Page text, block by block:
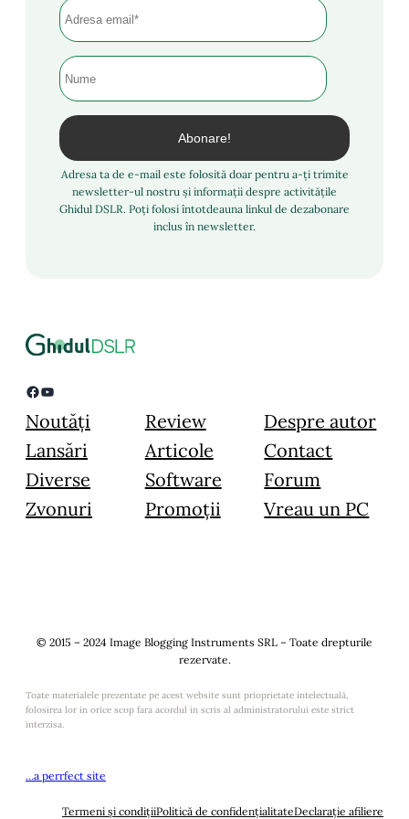
Adresa ta de e-mail este folosită doar pentru a-ți trimite
newsletter-ul nostru și informații despre activitățile
Ghidul DSLR. Poți folosi întotdeauna linkul de dezabonare
inclus în newsletter.
Facebook YouTube
Noutăți
Lansări
Diverse
Zvonuri
Review
Articole
Software
Promoții
Despre autor
Contact
Forum
Vreau un PC
© 2015 – 2024 Image Blogging Instruments SRL – Toate drepturile
rezervate.
Toate materialele prezentate pe acest website sunt prioprietate intelectuală,
folosirea lor in orice scop fara acordul in scris al administratorului este strict
interzisa.
…a perrfect site
Termeni și condițiiPolitică de confidențialitateDeclarație afiliere